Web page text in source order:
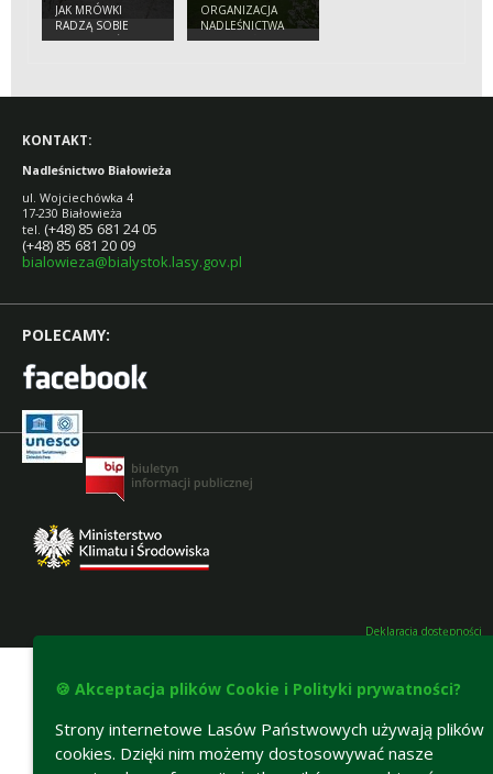
JAK MRÓWKI
RADZĄ SOBIE
ZIMĄ? CZY ŚPIĄ?
ORGANIZACJA
NADLEŚNICTWA
BIAŁOWIEŻA
KONTAKT:
Nadleśnictwo Białowieża
ul. Wojciechówka 4
17-230 Białowieża
tel. (+48) 85 681 24 05
(+48) 85 681 20 09
bialowieza@bialystok.lasy.gov.pl
POLECAMY:
Deklaracja dostępności
🍪 Akceptacja plików Cookie i Polityki prywatności?
Strony internetowe Lasów Państwowych używają plików
cookies. Dzięki nim możemy dostosowywać nasze